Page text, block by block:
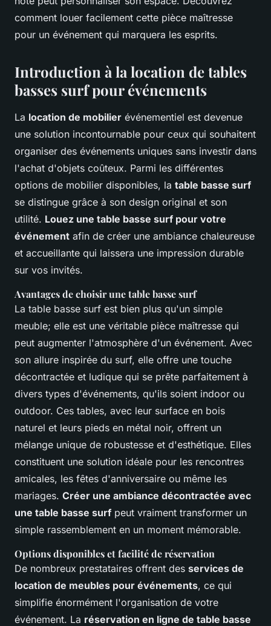
comment louer facilement cette pièce maîtresse
pour un événement qui marquera les esprits.
Introduction à la location de tables
basses surf pour événements
La location de mobilier événementiel est devenue
une solution incontournable pour ceux qui souhaitent
organiser des événements uniques sans investir dans
l'achat d'objets coûteux. Parmi les différentes
options de mobilier disponibles, la table basse surf
se distingue grâce à son design original et son
utilité. Louez une table basse surf pour votre
événement afin de créer une ambiance chaleureuse
et accueillante qui laissera une impression durable
sur vos invités.
Avantages de choisir une table basse surf
La table basse surf est bien plus qu'un simple
meuble; elle est une véritable pièce maîtresse qui
peut augmenter l'atmosphère d'un événement. Avec
son allure inspirée du surf, elle offre une touche
décontractée et ludique qui se prête parfaitement à
divers types d'événements, qu'ils soient indoor ou
outdoor. Ces tables, avec leur surface en bois
naturel et leurs pieds en métal noir, offrent un
mélange unique de robustesse et d'esthétique. Elles
constituent une solution idéale pour les rencontres
amicales, les fêtes d'anniversaire ou même les
mariages. Créer une ambiance décontractée avec
une table basse surf peut vraiment transformer un
simple rassemblement en un moment mémorable.
Options disponibles et facilité de réservation
De nombreux prestataires offrent des services de
location de meubles pour événements, ce qui
simplifie énormément l'organisation de votre
événement. La réservation en ligne de table basse